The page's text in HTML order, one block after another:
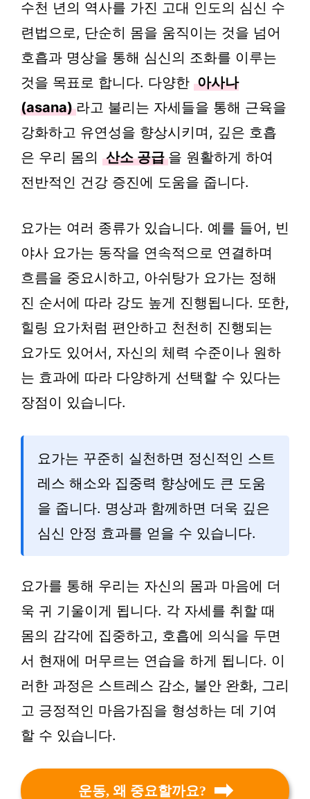
수천 년의 역사를 가진 고대 인도의 심신 수
련법으로, 단순히 몸을 움직이는 것을 넘어
호흡과 명상을 통해 심신의 조화를 이루는
것을 목표로 합니다. 다양한 아사나
(asana) 라고 불리는 자세들을 통해 근육을
강화하고 유연성을 향상시키며, 깊은 호흡
은 우리 몸의 산소 공급 을 원활하게 하여
전반적인 건강 증진에 도움을 줍니다.
요가는 여러 종류가 있습니다. 예를 들어, 빈
야사 요가는 동작을 연속적으로 연결하며
흐름을 중요시하고, 아쉬탕가 요가는 정해
진 순서에 따라 강도 높게 진행됩니다. 또한,
힐링 요가처럼 편안하고 천천히 진행되는
요가도 있어서, 자신의 체력 수준이나 원하
는 효과에 따라 다양하게 선택할 수 있다는
장점이 있습니다.
요가는 꾸준히 실천하면 정신적인 스트
레스 해소와 집중력 향상에도 큰 도움
을 줍니다. 명상과 함께하면 더욱 깊은
심신 안정 효과를 얻을 수 있습니다.
요가를 통해 우리는 자신의 몸과 마음에 더
욱 귀 기울이게 됩니다. 각 자세를 취할 때
몸의 감각에 집중하고, 호흡에 의식을 두면
서 현재에 머무르는 연습을 하게 됩니다. 이
러한 과정은 스트레스 감소, 불안 완화, 그리
고 긍정적인 마음가짐을 형성하는 데 기여
할 수 있습니다.
운동, 왜 중요할까요?